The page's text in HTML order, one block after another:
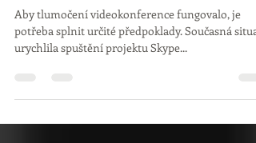
"Skype obhajoba" pohledem
soudního tlumočníka
urychlila spuštění projektu Skype...